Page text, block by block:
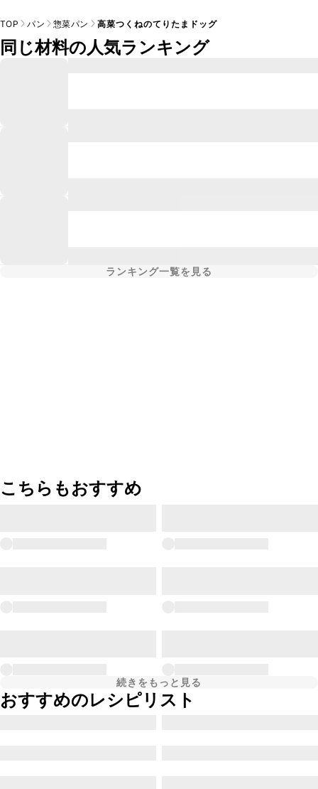
TOP パン 惣菜パン 高菜つくねのてりたまドッグ
同じ材料の人気ランキング
ランキング一覧を見る
こちらもおすすめ
続きをもっと見る
おすすめのレシピリスト